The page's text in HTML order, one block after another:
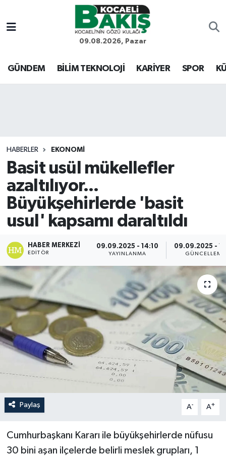
09.08.2026, Pazar
GÜNDEM BİLİM TEKNOLOJİ KARİYER SPOR
HABERLER EKONOMİ
Basit usül mükellefler
azaltılıyor...
Büyükşehirlerde 'basit
usul' kapsamı daraltıldı
HABER MERKEZI
EDITÖR
09.09.2025 - 14:10
YAYINLANMA
09.09.2025 -
GÜNCELLEME
Paylaş A- A+
Cumhurbaşkanı Kararı ile büyükşehirlerde nüfusu
30 bini aşan ilçelerde belirli meslek grupları, 1
Kocaeli Nöbetçi Eczaneler
Kocaeli Hava Durumu
Son Dakika Haberleri
Haber Arşivi